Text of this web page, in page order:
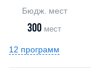
Бюдж. мест
300 мест
12 программ